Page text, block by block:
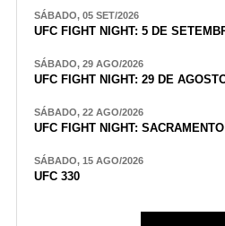
SÁBADO, 05 SET/2026
UFC FIGHT NIGHT: 5 DE
SÁBADO, 29 AGO/2026
UFC FIGHT NIGHT: 29 DE
SÁBADO, 22 AGO/2026
UFC FIGHT NIGHT: SACRAMENTO
SÁBADO, 15 AGO/2026
UFC 330